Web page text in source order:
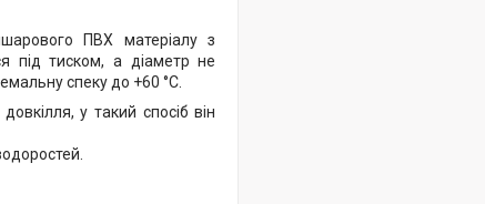
ПВХ матеріалу з
під тиском, а діаметр не
спеку до +60 °C.
у такий спосіб він